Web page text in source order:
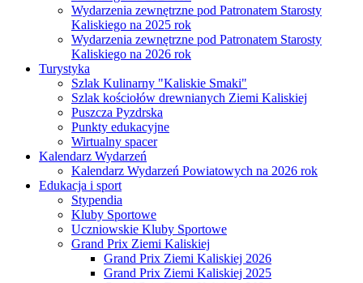
Wydarzenia zewnętrzne pod Patronatem Starosty
Kaliskiego na 2025 rok
Wydarzenia zewnętrzne pod Patronatem Starosty
Kaliskiego na 2026 rok
Turystyka
Szlak Kulinarny "Kaliskie Smaki"
Szlak kościołów drewnianych Ziemi Kaliskiej
Puszcza Pyzdrska
Punkty edukacyjne
Wirtualny spacer
Kalendarz Wydarzeń
Kalendarz Wydarzeń Powiatowych na 2026 rok
Edukacja i sport
Stypendia
Kluby Sportowe
Uczniowskie Kluby Sportowe
Grand Prix Ziemi Kaliskiej
Grand Prix Ziemi Kaliskiej 2026
Grand Prix Ziemi Kaliskiej 2025